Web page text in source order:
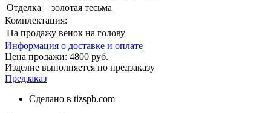
Отделка
золотая тесьма
Комплектация:
На продажу венок на голову
Информация о доставке и оплате
Цена продажи: 4800 руб.
Изделие выполняется по предзаказу
Предзаказ
Сделано в tizspb.com